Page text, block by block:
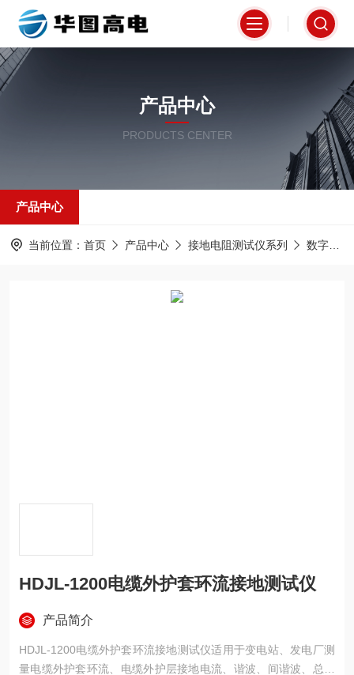
产品中心
PRODUCTS CENTER
产品中心
当前位置： 首页 产品中心 接地电阻测试仪系列 数字式接地电阻测试仪
HDJL-1200电缆外护套环流接地测试仪
产品简介
HDJL-1200电缆外护套环流接地测试仪适用于变电站、发电厂测
量电缆外护套环流、电缆外护层接地电流、谐波、间谐波、总谐